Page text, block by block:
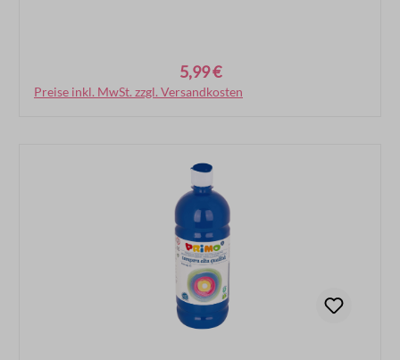
5,99 €
Preise inkl. MwSt. zzgl. Versandkosten
In den Warenkorb